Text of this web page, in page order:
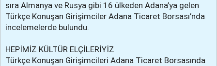
sıra Almanya ve Rusya gibi 16 ülkeden Adana’ya gelen
Türkçe Konuşan Girişimciler Adana Ticaret Borsası’nda
incelemelerde bulundu.
HEPİMİZ KÜLTÜR ELÇİLERİYİZ
Türkçe Konuşan Girişimcileri Adana Ticaret Borsasında